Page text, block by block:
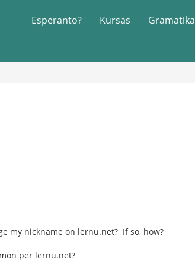
Esperanto? Kursas Gramatika
my nickname on lernu.net? If so, how?
per lernu.net?